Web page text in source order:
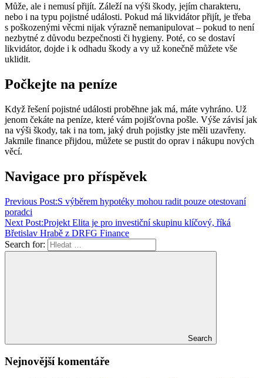
Může, ale i nemusí přijít. Záleží na výši škody, jejím charakteru,
nebo i na typu pojistné události. Pokud má likvidátor přijít, je třeba
s poškozenými věcmi nijak výrazně nemanipulovat – pokud to není
nezbytné z důvodu bezpečnosti či hygieny. Poté, co se dostaví
likvidátor, dojde i k odhadu škody a vy už konečně můžete vše
uklidit.
Počkejte na peníze
Když řešení pojistné události proběhne jak má, máte vyhráno. Už
jenom čekáte na peníze, které vám pojišťovna pošle. Výše závisí jak
na výši škody, tak i na tom, jaký druh pojistky jste měli uzavřeny.
Jakmile finance přijdou, můžete se pustit do oprav i nákupu nových
věcí.
Navigace pro příspěvek
Previous Post:S výběrem hypotéky mohou radit pouze otestovaní
poradci
Next Post:Projekt Elita je pro investiční skupinu klíčový, říká
Břetislav Hrabě z DRFG Finance
Search for:
Search
Nejnovější komentáře